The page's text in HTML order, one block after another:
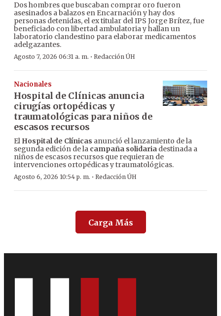
Dos hombres que buscaban comprar oro fueron
asesinados a balazos en Encarnación y hay dos
personas detenidas, el ex titular del IPS Jorge Brítez, fue
beneficiado con libertad ambulatoria y hallan un
laboratorio clandestino para elaborar medicamentos
adelgazantes.
Agosto 7, 2026 06:31 a. m. · Redacción ÚH
Nacionales
Hospital de Clínicas anuncia
cirugías ortopédicas y
traumatológicas para niños de
escasos recursos
El Hospital de Clínicas anunció el lanzamiento de la
segunda edición de la campaña solidaria destinada a
niños de escasos recursos que requieran de
intervenciones ortopédicas y traumatológicas.
Agosto 6, 2026 10:54 p. m. · Redacción ÚH
Carga Más